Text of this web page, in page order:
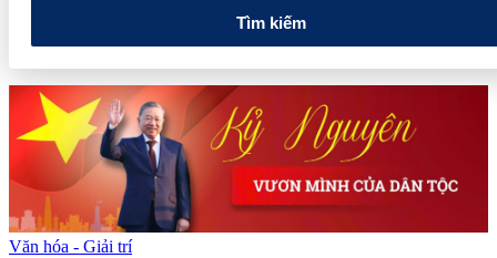
Tìm kiếm
Văn hóa - Giải trí